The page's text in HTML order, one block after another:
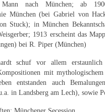
August Lange-Brock
Ludwig (Luis) Neu
Arne Siegfried
Curt Wittenbecher
nach München; ab
München (bei Gabriel von
Stuck); in München
1913 erscheint das
bei R. Piper (München)
schuf vor allem erstaunlich
mit
entstanden auch
in Landsberg am Lech), sowie